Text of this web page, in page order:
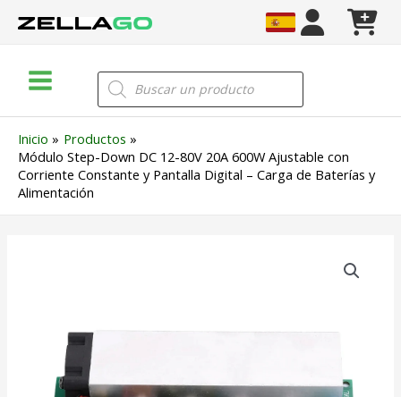
Menu
Búsqueda
de
productos
Inicio
Productos
Módulo Step-Down DC 12-80V 20A 600W Ajustable con
Corriente Constante y Pantalla Digital – Carga de Baterías y
Alimentación